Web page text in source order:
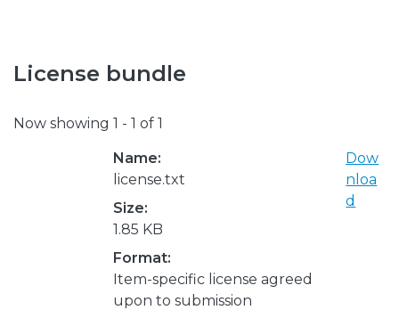
License bundle
Now showing 1 - 1 of 1
Name:
license.txt
Size:
1.85 KB
Format:
Item-specific license agreed
upon to submission
Dow
nloa
d